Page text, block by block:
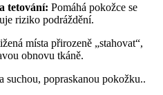
tetování: Pomáhá pokožce se
riziko podráždění.
místa přirozeně „stahovat“,
obnovu tkáně.
suchou, popraskanou pokožku..